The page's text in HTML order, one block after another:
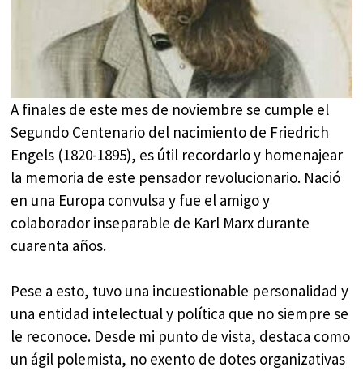
A finales de este mes de noviembre se cumple el
Segundo Centenario del nacimiento de Friedrich
Engels (1820-1895), es útil recordarlo y homenajear
la memoria de este pensador revolucionario. Nació
en una Europa convulsa y fue el amigo y
colaborador inseparable de Karl Marx durante
cuarenta años.
Pese a esto, tuvo una incuestionable personalidad y
una entidad intelectual y política que no siempre se
le reconoce. Desde mi punto de vista, destaca como
un ágil polemista, no exento de dotes organizativas